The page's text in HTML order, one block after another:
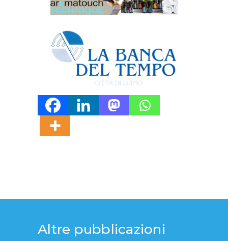
Altre pubblicazioni